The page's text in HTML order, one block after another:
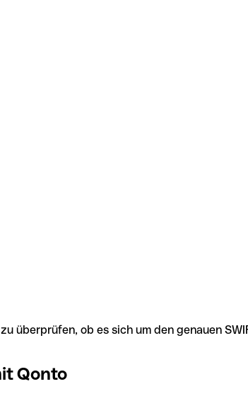
ob es sich um den genauen
Qonto